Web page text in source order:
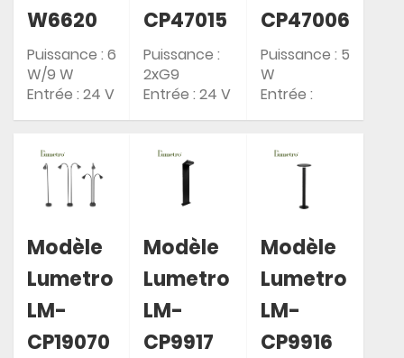
W6620
Puissance : 6
W/9 W
Entrée : 24 V
protection IP
: IP54
CP47015
Puissance :
2xG9
Entrée : 24 V
protection IP
CP47006
Puissance : 5
W
Entrée :
protection IP
Modèle
Lumetro
LM-
CP19070
Modèle
Lumetro
LM-
CP9917
Modèle
Lumetro
LM-
CP9916